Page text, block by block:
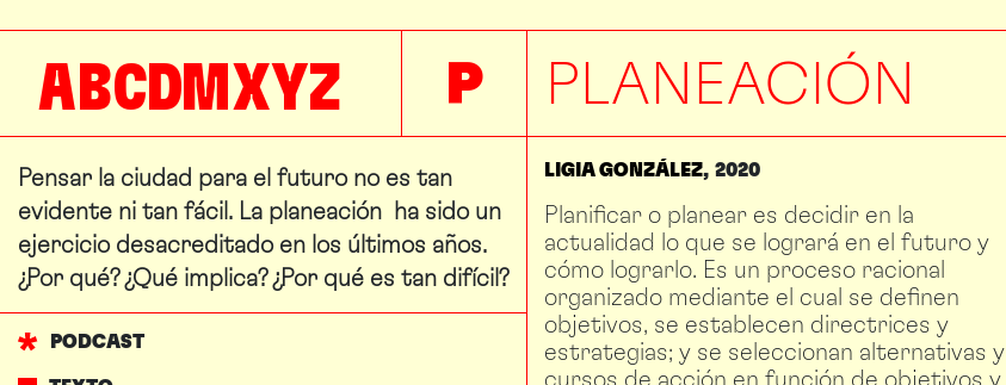
ABCDMXYZ P PLANEACIÓN
Pensar la ciudad para el futuro no es tan
evidente ni tan fácil. La planeación ha sido un
ejercicio desacreditado en los últimos años.
¿Por qué? ¿Qué implica? ¿Por qué es tan difícil?
PODCAST
LIGIA GONZÁLEZ 2020
Planificar o planear es decidir en la
actualidad lo que se logrará en el futuro y
cómo lograrlo. Es un proceso racional
organizado mediante el cual se definen
objetivos, se establecen directrices y
estrategias; y se seleccionan alternativas y
cursos de acción en función de objetivos y